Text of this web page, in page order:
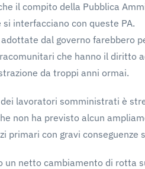
il compito della Pubblica
interfacciano con queste PA.
dal governo farebbero
che hanno il diritto
da troppi anni ormai.
lavoratori somministrati è
non ha previsto alcun
primari con gravi conseguenze
un netto cambiamento di rotta